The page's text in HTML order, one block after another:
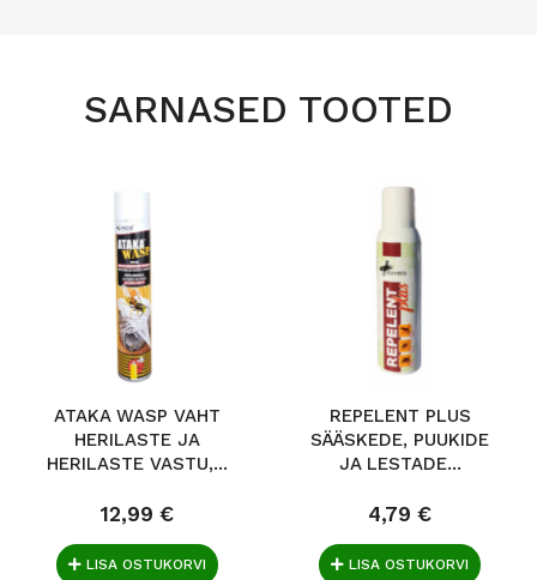
SARNASED TOOTED
ATAKA WASP VAHT
HERILASTE JA
HERILASTE VASTU,...
12,99 €
LISA OSTUKORVI
REPELENT PLUS
SÄÄSKEDE, PUUKIDE
JA LESTADE...
4,79 €
LISA OSTUKORVI